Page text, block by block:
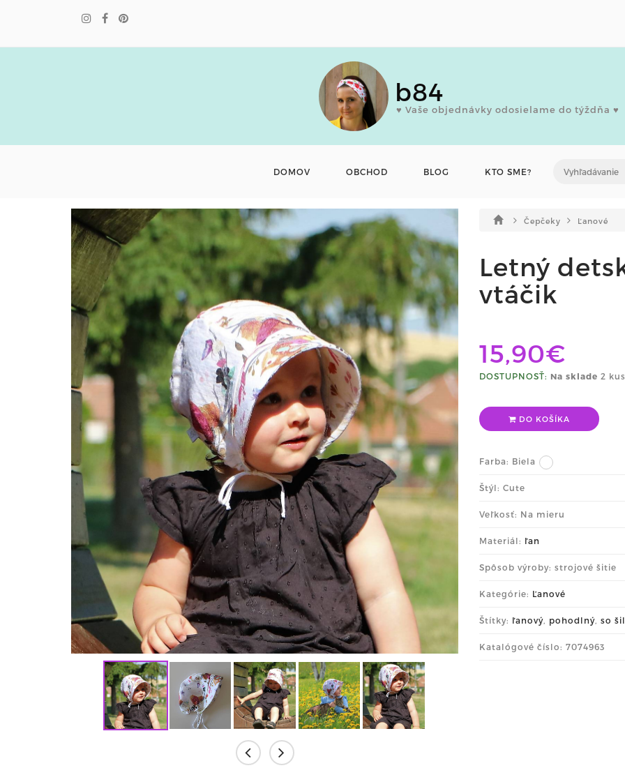
b84
♥ Vaše objednávky odosielame do týždňa ♥
DOMOV OBCHOD BLOG KTO SME?
Čepčeky Ľanové
Letný
vtáčik
15,90€
DOSTUPNOSŤ: Na sklade 2
DO KOŠÍKA
Farba: Biela
Štýl: Cute
Veľkosť: Na mieru
Materiál: ľan
Spôsob výroby: strojové šitie
Kategórie: Ľanové
Štítky: ľanový, pohodlný, so
Katalógové číslo: 7074963